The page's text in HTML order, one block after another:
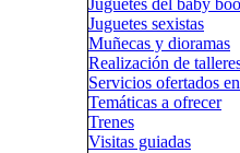
Juguetes del baby
Juguetes sexistas
Muñecas y dioramas
Realización de
Servicios ofertados
Temáticas a ofrecer
Trenes
Visitas guiadas